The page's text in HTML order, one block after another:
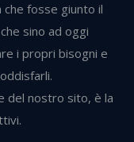
fosse giunto il
sino ad oggi
i propri bisogni e
del nostro sito, è la